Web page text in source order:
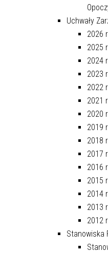
Uchwały
2026
2025
2024
2023
2022
2021
2020
2019
2018
2017
2016
2015
2014
2013
2012
Stanowiska